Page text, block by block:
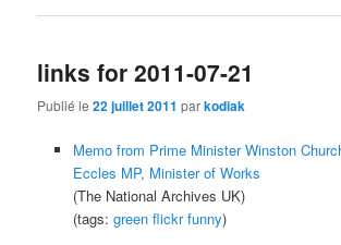
links for 2011-07-21
Publié le22 juillet 2011 parkodiak
Memo from Prime Minister Winston
Eccles MP, Minister of Works
(The National Archives UK)
(tags: green flickr funny)